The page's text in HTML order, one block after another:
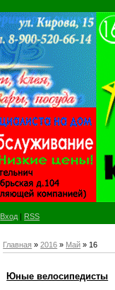
Вход | RSS
Главная »2016 » Май » 16
Юные велосипедисты